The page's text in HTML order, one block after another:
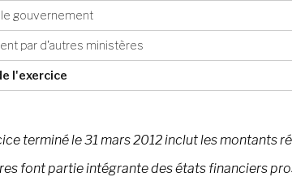
gouvernement
par d'autres ministères
l'exercice
terminé le 31 mars 2012 inclut les montants
font partie intégrante des états financiers